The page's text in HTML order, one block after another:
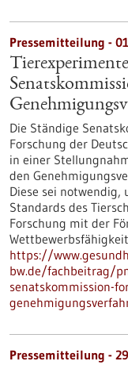
Pressemitteilung -
Die Ständige
Forschung der
in einer
den
Diese sei
Standards des
Forschung mit der
https://
bw.de/fachbeitrag/
senatskommission-
Pressemitteilung -